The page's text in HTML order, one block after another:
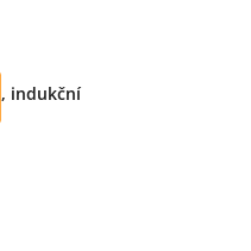
, indukční